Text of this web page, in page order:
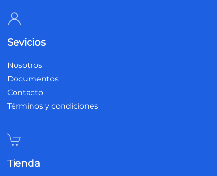
Sevicios
Nosotros
Documentos
Contacto
Términos y condiciones
Tienda